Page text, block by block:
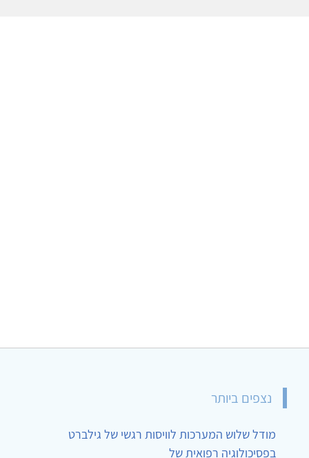
נצפים ביותר
מודל שלוש המערכות לוויסות רגשי של גילברט
בפסיכולוגיה רפואית של